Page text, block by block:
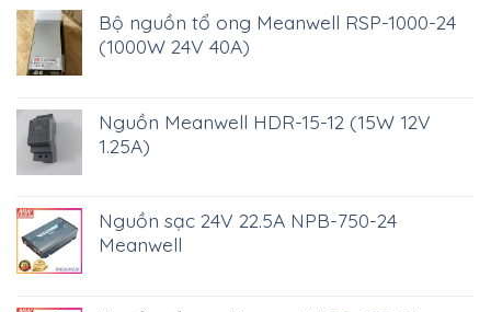
Bộ nguồn tổ ong Meanwell RSP-1000-24
(1000W 24V 40A)
Nguồn Meanwell HDR-15-12 (15W 12V
1.25A)
Nguồn sạc 24V 22.5A NPB-750-24
Meanwell